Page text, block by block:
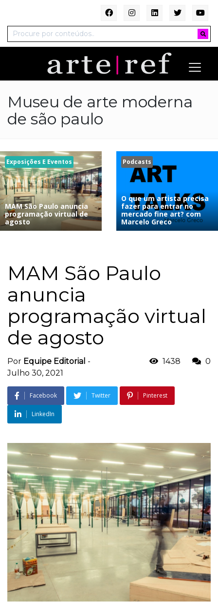
Museu de arte moderna
de são paulo
Exposições E Eventos
MAM São Paulo anuncia
programação virtual de
agosto
Podcasts
O que um artista precisa
fazer para entrar no
mercado fine art? com
Marcelo Greco
MAM São Paulo
anuncia
programação virtual
de agosto
Por Equipe Editorial -
Julho 30, 2021
1438 0
Facebook Twitter Pinterest
LinkedIn